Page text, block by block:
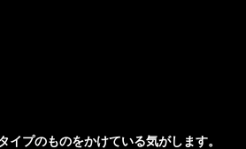
プのものをかけている気がします。